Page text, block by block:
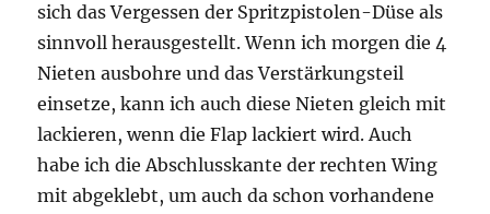
sich das Vergessen der Spritzpistolen-Düse als
sinnvoll herausgestellt. Wenn ich morgen die 4
Nieten ausbohre und das Verstärkungsteil
einsetze, kann ich auch diese Nieten gleich mit
lackieren, wenn die Flap lackiert wird. Auch
habe ich die Abschlusskante der rechten Wing
mit abgeklebt, um auch da schon vorhandene